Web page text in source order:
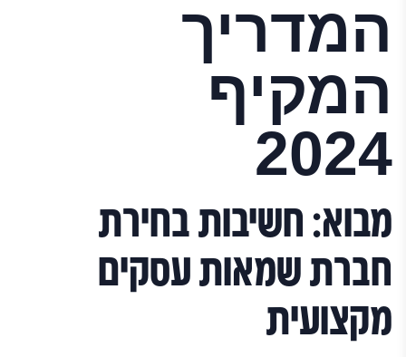
המדריך
המקיף
2024
מבוא: חשיבות בחירת
חברת שמאות עסקים
מקצועית